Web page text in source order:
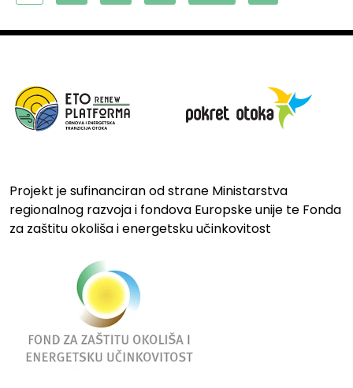
Projekt je sufinanciran od strane Ministarstva
regionalnog razvoja i fondova Europske unije te Fonda
za zaštitu okoliša i energetsku učinkovitost